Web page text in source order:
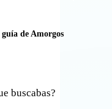
de Amorgos
buscabas?